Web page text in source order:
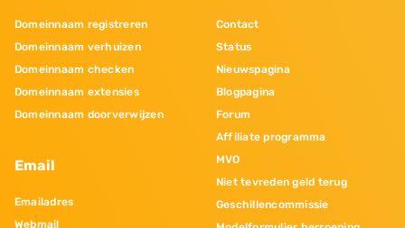
Domeinnaam registreren
Domeinnaam verhuizen
Domeinnaam checken
Domeinnaam extensies
Domeinnaam doorverwijzen
Email
Emailadres
Webmail
Contact
Status
Nieuwspagina
Blogpagina
Forum
Affiliate programma
MVO
Niet tevreden geld terug
Geschillencommissie